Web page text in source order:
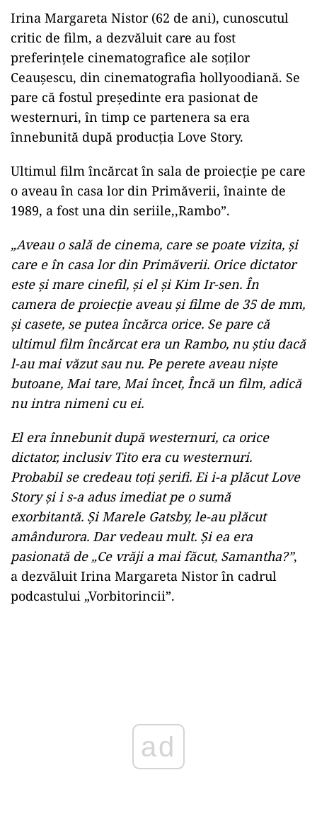
Irina Margareta Nistor (62 de ani), cunoscutul
critic de film, a dezvăluit care au fost
preferințele cinematografice ale soților
Ceaușescu, din cinematografia hollyoodiană. Se
pare că fostul președinte era pasionat de
westernuri, în timp ce partenera sa era
înnebunită după producția Love Story.
Ultimul film încărcat în sala de proiecție pe care
o aveau în casa lor din Primăverii, înainte de
1989, a fost una din seriile,,Rambo”.
„Aveau o sală de cinema, care se poate vizita, și
care e în casa lor din Primăverii. Orice dictator
este și mare cinefil, și el și Kim Ir-sen. În
camera de proiecție aveau și filme de 35 de mm,
și casete, se putea încărca orice. Se pare că
ultimul film încărcat era un Rambo, nu știu dacă
l-au mai văzut sau nu. Pe perete aveau niște
butoane, Mai tare, Mai încet, Încă un film, adică
nu intra nimeni cu ei.
El era înnebunit după westernuri, ca orice
dictator, inclusiv Tito era cu westernuri.
Probabil se credeau toți șerifi. Ei i-a plăcut Love
Story și i s-a adus imediat pe o sumă
exorbitantă. Și Marele Gatsby, le-au plăcut
amândurora. Dar vedeau mult. Și ea era
pasionată de „Ce vrăji a mai făcut, Samantha?”,
a dezvăluit Irina Margareta Nistor în cadrul
podcastului „Vorbitorincii”.
ad